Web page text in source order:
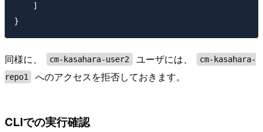
    ]
同様に、 cm-kasahara-user2 ユーザには、
cm-kasahara-
repo1
へのアクセスを拒否しておきます。
CLIでの実行確認